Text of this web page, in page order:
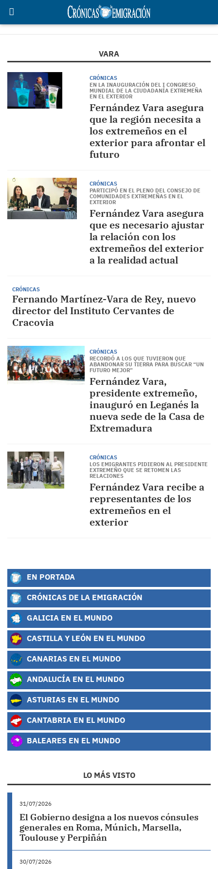
VARA
CRÓNICAS
EN LA INAUGURACIÓN DEL I CONGRESO
MUNDIAL DE LA CIUDADANÍA EXTREMEÑA
EN EL EXTERIOR
Fernández Vara asegura
que la región necesita a
los extremeños en el
exterior para afrontar el
futuro
CRÓNICAS
PARTICIPÓ EN EL PLENO DEL CONSEJO DE
COMUNIDADES EXTREMEÑAS EN EL
EXTERIOR
Fernández Vara asegura
que es necesario ajustar
la relación con los
extremeños del exterior
a la realidad actual
CRÓNICAS
Fernando Martínez-Vara de Rey, nuevo
director del Instituto Cervantes de
Cracovia
CRÓNICAS
RECORDÓ A LOS QUE TUVIERON QUE
ABANDONAR SU TIERRA PARA BUSCAR “UN
FUTURO MEJOR”
Fernández Vara,
presidente extremeño,
inauguró en Leganés la
nueva sede de la Casa de
Extremadura
CRÓNICAS
LOS EMIGRANTES PIDIERON AL PRESIDENTE
EXTREMEÑO QUE SE RETOMEN LAS
RELACIONES
Fernández Vara recibe a
representantes de los
extremeños en el
exterior
EN PORTADA
CRÓNICAS DE LA EMIGRACIÓN
GALICIA EN EL MUNDO
CASTILLA Y LEÓN EN EL MUNDO
CANARIAS EN EL MUNDO
ANDALUCÍA EN EL MUNDO
ASTURIAS EN EL MUNDO
CANTABRIA EN EL MUNDO
BALEARES EN EL MUNDO
LO MÁS VISTO
31/07/2026
El Gobierno designa a los nuevos cónsules
generales en Roma, Múnich, Marsella,
Toulouse y Perpiñán
30/07/2026